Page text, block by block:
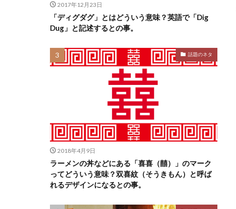
2017年12月23日
「ディグダグ」とはどういう意味？英語で「Dig
Dug」と記述するとの事。
話題のネタ
2018年4月9日
ラーメンの丼などにある「喜喜（囍）」のマーク
ってどういう意味？双喜紋（そうきもん）と呼ば
れるデザインになるとの事。